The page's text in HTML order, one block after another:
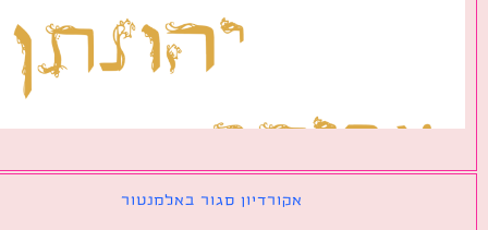
אקורדיון סגור באלמנטור